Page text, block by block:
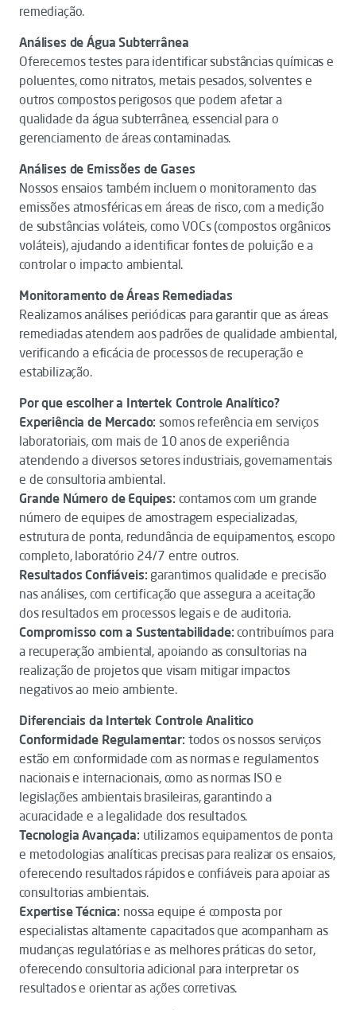
remediação.
Análises de Água Subterrânea
Oferecemos testes para identificar substâncias químicas e
poluentes, como nitratos, metais pesados, solventes e
outros compostos perigosos que podem afetar a
qualidade da água subterrânea, essencial para o
gerenciamento de áreas contaminadas.
Análises de Emissões de Gases
Nossos ensaios também incluem o monitoramento das
emissões atmosféricas em áreas de risco, com a medição
de substâncias voláteis, como VOCs (compostos orgânicos
voláteis), ajudando a identificar fontes de poluição e a
controlar o impacto ambiental.
Monitoramento de Áreas Remediadas
Realizamos análises periódicas para garantir que as áreas
remediadas atendem aos padrões de qualidade ambiental,
verificando a eficácia de processos de recuperação e
estabilização.
Por que escolher a Intertek Controle Analítico?
Experiência de Mercado: somos referência em serviços
laboratoriais, com mais de 10 anos de experiência
atendendo a diversos setores industriais, governamentais
e de consultoria ambiental.
Grande Número de Equipes: contamos com um grande
número de equipes de amostragem especializadas,
estrutura de ponta, redundância de equipamentos, escopo
completo, laboratório 24/7 entre outros.
Resultados Confiáveis: garantimos qualidade e precisão
nas análises, com certificação que assegura a aceitação
dos resultados em processos legais e de auditoria.
Compromisso com a Sustentabilidade: contribuímos para
a recuperação ambiental, apoiando as consultorias na
realização de projetos que visam mitigar impactos
negativos ao meio ambiente.
Diferenciais da Intertek Controle Analitico
Conformidade Regulamentar: todos os nossos serviços
estão em conformidade com as normas e regulamentos
nacionais e internacionais, como as normas ISO e
legislações ambientais brasileiras, garantindo a
acuracidade e a legalidade dos resultados.
Tecnologia Avançada: utilizamos equipamentos de ponta
e metodologias analíticas precisas para realizar os ensaios,
oferecendo resultados rápidos e confiáveis para apoiar as
consultorias ambientais.
Expertise Técnica: nossa equipe é composta por
especialistas altamente capacitados que acompanham as
mudanças regulatórias e as melhores práticas do setor,
oferecendo consultoria adicional para interpretar os
resultados e orientar as ações corretivas.